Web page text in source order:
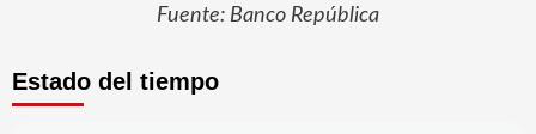
Fuente: Banco República
Estado del tiempo